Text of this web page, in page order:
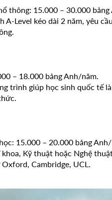
thông: 15.000 – 30.000
A-Level kéo dài 2 năm, yêu
– 18.000 bảng Anh/năm.
trình giúp học sinh quốc tế
15.000 – 20.000 bảng
khoa, Kỹ thuật hoặc Nghệ
Cambridge, UCL.